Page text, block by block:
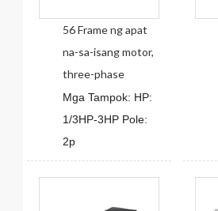
56 Frame ng apat
na-sa-isang motor,
three-phase
Mga Tampok: HP:
1/3HP-3HP Pole:
2p